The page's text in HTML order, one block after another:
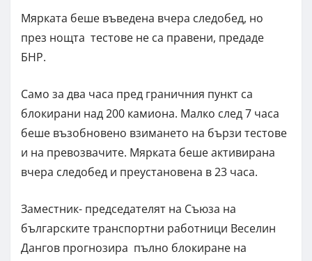
Мярката беше въведена вчера следобед, но
през нощта тестове не са правени, предаде
БНР.
Само за два часа пред граничния пункт са
блокирани над 200 камиона. Малко след 7 часа
беше възобновено взимането на бързи тестове
и на превозвачите. Мярката беше активирана
вчера следобед и преустановена в 23 часа.
Заместник- председателят на Съюза на
българските транспортни работници Веселин
Дангов прогнозира пълно блокиране на